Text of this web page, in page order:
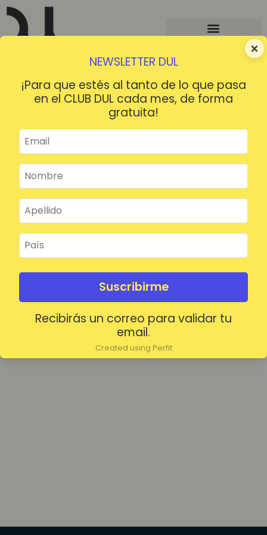
×
NEWSLETTER DUL
¡Para que estés al tanto de lo que pasa
en el CLUB DUL cada mes, de forma
gratuita!
Suscribirme
Recibirás un correo para validar tu
email.
Created using Perfit
¡HOLA!
Mantenerme conectado
Acceder